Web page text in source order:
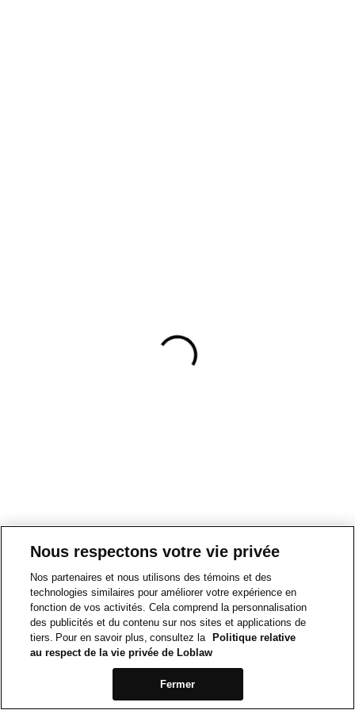
Nous respectons votre vie privée
Nos partenaires et nous utilisons des témoins et des
technologies similaires pour améliorer votre expérience en
fonction de vos activités. Cela comprend la personnalisation
des publicités et du contenu sur nos sites et applications de
tiers. Pour en savoir plus, consultez la
Politique relative
au respect de la vie privée de Loblaw
Fermer